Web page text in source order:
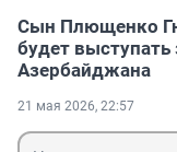
Сын Плющенко
будет
Азербайджана
21 мая 2026, 22:57